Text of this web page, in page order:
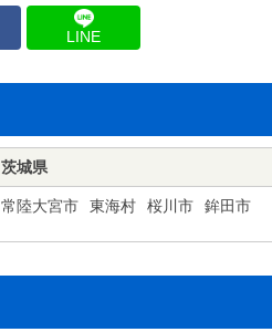
LINE
茨城県
常陸大宮市 東海村 桜川市 鉾田市